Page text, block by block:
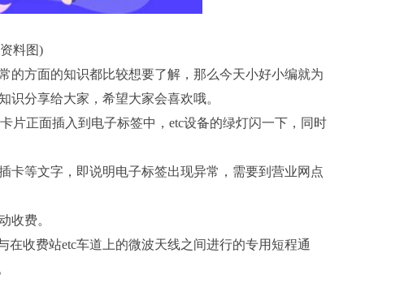
料图)
的方面的知识都比较想要了解，那么今天小好小编就为
识分享给大家，希望大家会喜欢哦。
片正面插入到电子标签中，etc设备的绿灯闪一下，同时
卡等文字，即说明电子标签出现异常，需要到营业网点
收费。
收费站etc车道上的微波天线之间进行的专用短程通